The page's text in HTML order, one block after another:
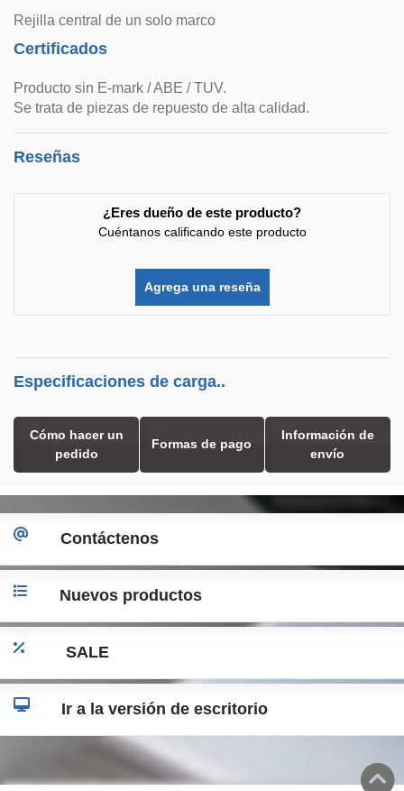
Rejilla central de un solo marco
Certificados
Producto sin E-mark / ABE / TUV.
Se trata de piezas de repuesto de alta calidad.
Reseñas
¿Eres dueño de este producto?
Cuéntanos calificando este producto
Agrega una reseña
Especificaciones de carga..
Cómo hacer un
pedido
Formas de pago
Información de
envío
Contáctenos
Nuevos productos
SALE
Ir a la versión de escritorio